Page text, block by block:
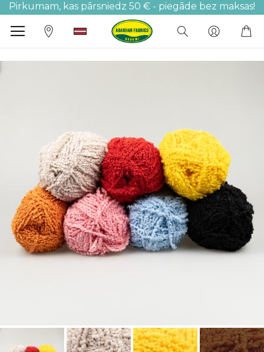
Pirkumam, kas pārsniedz 50 € - piegāde bez maksas!